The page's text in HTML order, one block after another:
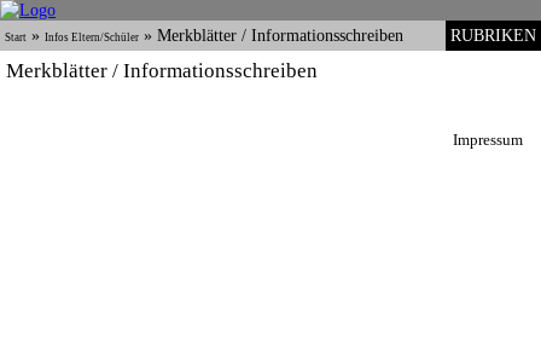
RUBRIKEN
Start » Infos Eltern/Schüler » Merkblätter / Informationsschreiben
Merkblätter / Informationsschreiben
Impressum